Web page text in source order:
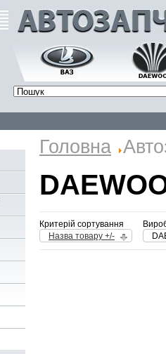
Головна
Критерій сортування
Назва товару +/-